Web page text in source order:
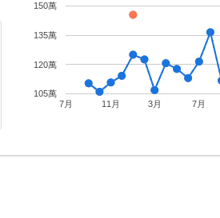
7月 11月 3月 7月
105萬
120萬
135萬
150萬